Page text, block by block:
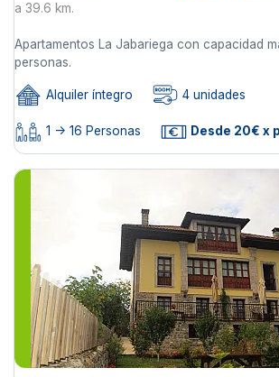
a 39.6 km.
Apartamentos La Jabariega con capacidad
personas.
Alquiler íntegro 4 unidades
1 -> 16 Personas Desde 20€ x